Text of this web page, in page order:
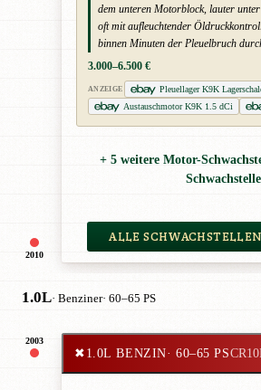
2010
dem unteren Motorblock, lauter
oft mit aufleuchtender
binnen Minuten der Pleuelbruch
3.000–6.500 €
ANZEIGE
Pleuellager K9K
Austauschmotor K9K 1.5 dCi
+ 5 weitere Motor-
ALLE
1.0L· Benziner· 60–65 PS
2003
✖1.0L BENZIN· 60–65 PS